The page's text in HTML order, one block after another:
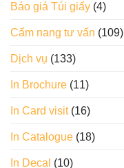
Báo giá Túi giấy (4)
Cẩm nang tư vấn (109)
Dịch vụ (133)
In Brochure (11)
In Card visit(16)
In Catalogue (18)
In Decal (10)